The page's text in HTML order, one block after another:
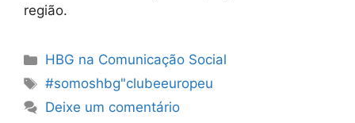
região.
Categorias
HBG na Comunicação Social
Etiquetas
#somoshbg"clubeeuropeu
Deixe um comentário